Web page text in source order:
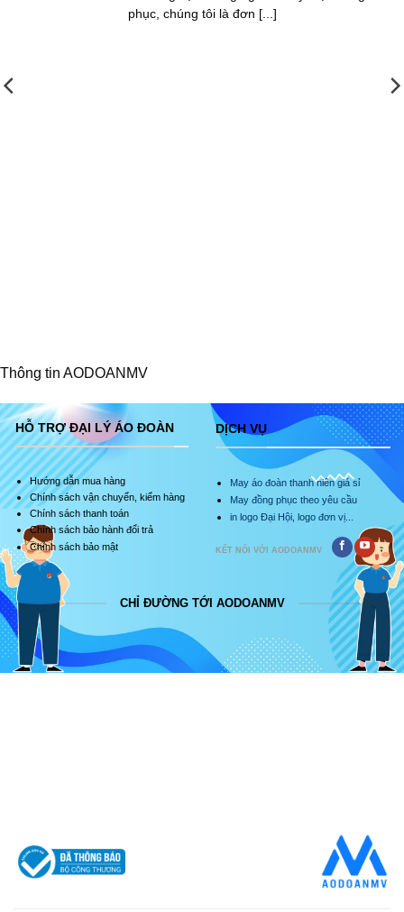
phục, chúng tôi là đơn [...]
Thông tin AODOANMV
HỖ TRỢ ĐẠI LÝ ÁO ĐOÀN
Hướng dẫn mua hàng
Chính sách vận chuyển, kiểm hàng
Chính sách thanh toán
Chính sách bảo hành đổi trả
Chính sách bảo mật
DỊCH VỤ
May áo đoàn thanh niên giá sỉ
May đồng phục theo yêu cầu
in logo Đại Hội, logo đơn vị...
KẾT NỐI VỚI AODOANMV
CHỈ ĐƯỜNG TỚI AODOANMV